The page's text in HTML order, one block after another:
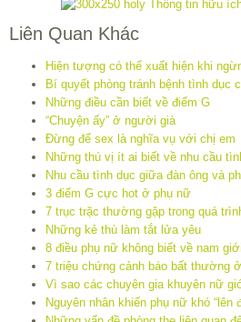
Liên Quan Khác
Hiện tượng có thể xuất hiện khi
Bí quyết phòng tránh bệnh tình dục
Những điều cần biết về điểm G
“Chuyện ấy” ở người già
Đừng để sex là nghĩa vụ với chị em
Những thú vị ít ai biết về nhu cầu
Nhu cầu tình dục giữa đàn ông và
3 điểm G cực hot ở phụ nữ
7 trục trặc thường gặp trong quá
Những kẻ thù làm tắt lửa yêu
8 điều phụ nữ không biết về nam
7 triệu chứng cảnh báo bất thường ở
Vì sao các chuyên gia khuyên nữ
Nguyên nhân khiến phụ nữ khó “lên